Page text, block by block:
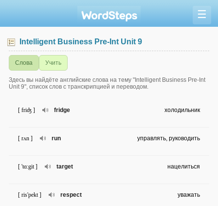
☰
Intelligent Business Pre-Int Unit 9
Слова Учить
Здесь вы найдёте английские слова на тему "Intelligent Business Pre-Int
Unit 9", список слов с транскрипцией и переводом.
fridge
[ friʤ ] холодильник
run
[ rʌn ] управлять, руководить
target
[ 'tɑ:git ] нацелиться
respect
[ ris'pekt ] уважать